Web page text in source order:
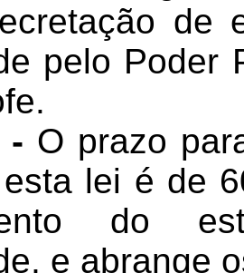
de
pelo Poder
- O prazo
lei é de
do
e abrange